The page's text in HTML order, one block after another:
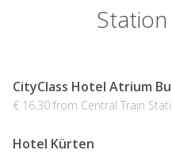
CityClass Hotel Atrium
€ 16.30 from Central Train
Hotel Kürten